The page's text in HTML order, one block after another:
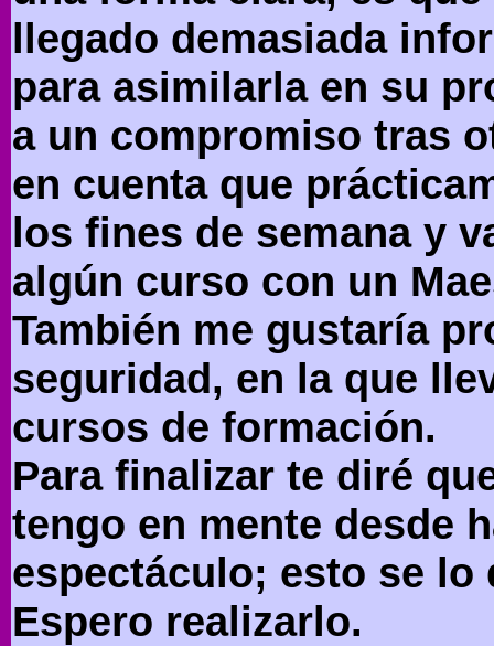
llegado demasiada
para asimilarla en su
a un compromiso tras
en cuenta que
los fines de semana y
algún curso con un
También me gustaría
seguridad, en la que
cursos de formación.
Para finalizar te diré
tengo en mente desde
espectáculo; esto se lo
Espero realizarlo.